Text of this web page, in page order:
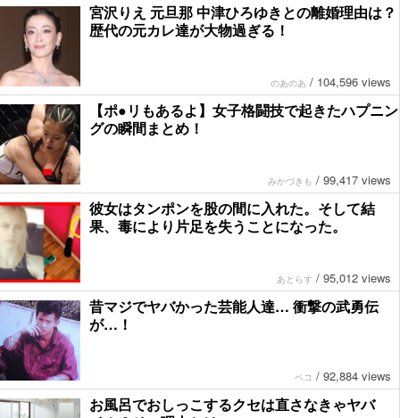
宮沢りえ 元旦那 中津ひろゆきとの離婚理由は？
歴代の元カレ達が大物過ぎる！
のあのあ / 104,596 views
【ポ●リもあるよ】女子格闘技で起きたハプニン
グの瞬間まとめ！
みかづきも / 99,417 views
彼女はタンポンを股の間に入れた。そして結
果、毒により片足を失うことになった。
あとらす / 95,012 views
昔マジでヤバかった芸能人達… 衝撃の武勇伝
が…！
ペコ / 92,884 views
お風呂でおしっこするクセは直さなきゃヤバ